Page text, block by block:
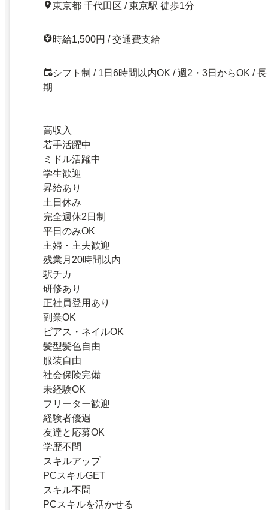
東京都 千代田区 / 東京駅 徒歩1分
時給1,500円 / 交通費支給
シフト制 / 1日6時間以内OK / 週2・3日からOK / 長
期
高収入
若手活躍中
ミドル活躍中
学生歓迎
昇給あり
土日休み
完全週休2日制
平日のみOK
主婦・主夫歓迎
残業月20時間以内
駅チカ
研修あり
正社員登用あり
副業OK
ピアス・ネイルOK
髪型髪色自由
服装自由
社会保険完備
未経験OK
フリーター歓迎
経験者優遇
友達と応募OK
学歴不問
スキルアップ
PCスキルGET
スキル不問
PCスキルを活かせる